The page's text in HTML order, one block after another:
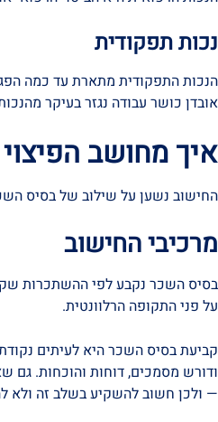
נכות תפקודית
הנכות התפקודית מתארת עד כמה
אובדן כושר עבודה נגזר בעיקר
איך מחושב
החישוב נשען על שילוב של בסיס
מרכיבי החישוב
בסיס השכר נקבע לפי ההשתכרות
על פני התקופה הרלוונטית.
קביעת בסיס השכר היא לעיתים
ודורש מסמכים, דוחות והוכחות.
— ולכן חשוב להשקיע בשלב זה ולא